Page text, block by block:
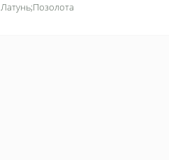
Латунь;Позолота